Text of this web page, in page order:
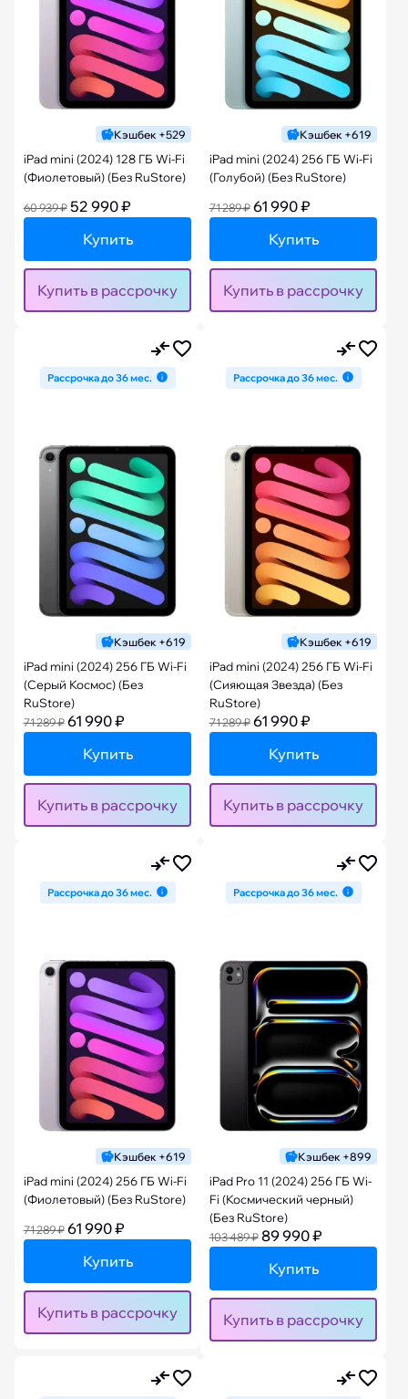
Кэшбек +529
iPad mini (2024) 128 ГБ Wi-Fi
(Фиолетовый) (Без RuStore)
60 939 ₽ 52 990 ₽
Купить
Купить в рассрочку
Кэшбек +619
iPad mini (2024) 256 ГБ Wi-Fi
(Голубой) (Без RuStore)
71 289 ₽ 61 990 ₽
Купить
Купить в рассрочку
Рассрочка до 36 мес.
Кэшбек +619
iPad mini (2024) 256 ГБ Wi-Fi
(Серый Космос) (Без
RuStore)
71 289 ₽ 61 990 ₽
Купить
Купить в рассрочку
Рассрочка до 36 мес.
Кэшбек +619
iPad mini (2024) 256 ГБ Wi-Fi
(Сияющая Звезда) (Без
RuStore)
71 289 ₽ 61 990 ₽
Купить
Купить в рассрочку
Рассрочка до 36 мес.
Кэшбек +619
iPad mini (2024) 256 ГБ Wi-Fi
(Фиолетовый) (Без RuStore)
71 289 ₽ 61 990 ₽
Купить
Купить в рассрочку
Рассрочка до 36 мес.
Кэшбек +899
iPad Pro 11 (2024) 256 ГБ Wi-
Fi (Космический черный)
(Без RuStore)
103 489 ₽ 89 990 ₽
Купить
Купить в рассрочку